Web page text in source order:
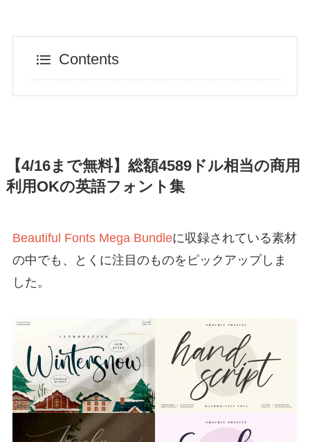
Contents
【4/16まで無料】総額4589ドル相当の商用
利用OKの英語フォント集
Beautiful Fonts Mega Bundleに収録されている素材
の中でも、とくに注目のものをピックアップしま
した。